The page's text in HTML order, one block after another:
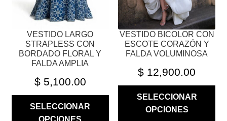
VESTIDO LARGO
STRAPLESS CON
BORDADO FLORAL Y
FALDA AMPLIA
$5,100.00
SELECCIONAR
OPCIONES
PRODUCTO
VESTIDO BICOLOR CON
ESCOTE CORAZÓN Y
FALDA VOLUMINOSA
$ 12,900.00
SELECCIONAR
OPCIONES
LA
PÁGINA
DE
PRODUCTO